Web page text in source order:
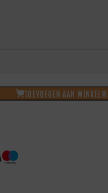
TOEVOEGEN AAN